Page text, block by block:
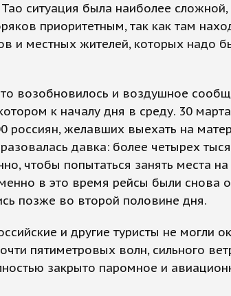
ситуация была наиболее
приоритетным, так как там
и местных жителей, которых надо
возобновилось и воздушное
к началу дня в среду. 30
россиян, желавших выехать на
давка: более четырех
чтобы попытаться занять места
в это время рейсы были снова
позже во второй половине дня.
и другие туристы не могли
пятиметровых волн, сильного
закрыто паромное и